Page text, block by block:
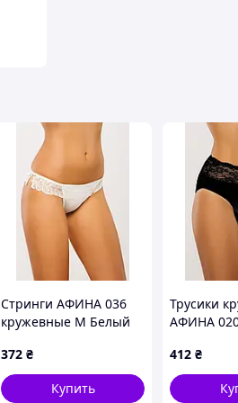
Стринги АФИНА 036
кружевные M Белый
372 ₴
Купить
Трусики
АФИНА
412 ₴